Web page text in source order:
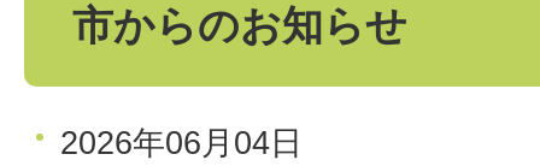
市からのお知らせ
2026年06月04日